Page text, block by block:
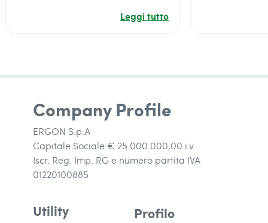
Leggi tutto
Company Profile
ERGON S.p.A
Capitale Sociale € 25.000.000,00 i.v.
Iscr. Reg. Imp. RG e numero partita IVA
01220100885
Utility Profilo